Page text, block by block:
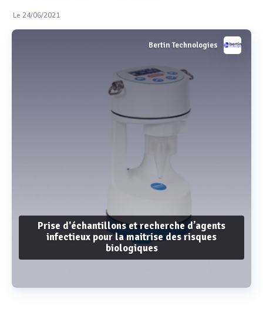
Le 24/06/2021
Bertin Technologies
Prise d'échantillons et recherche d’agents
infectieux pour la maitrise des risques
biologiques